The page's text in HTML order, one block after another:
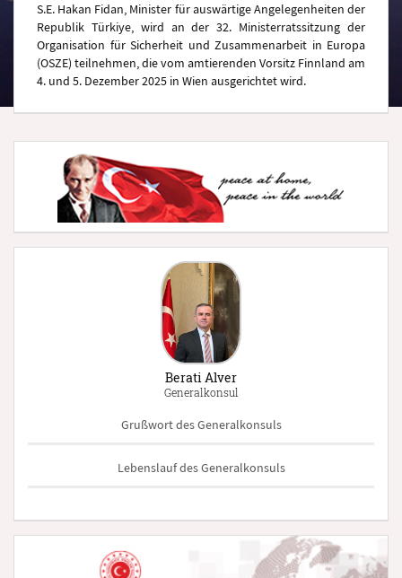
S.E. Hakan Fidan, Minister für auswärtige Angelegenheiten der
Republik Türkiye, wird an der 32. Ministerratssitzung der
Organisation für Sicherheit und Zusammenarbeit in Europa
(OSZE) teilnehmen, die vom amtierenden Vorsitz Finnland am
4. und 5. Dezember 2025 in Wien ausgerichtet wird.
Berati Alver
Generalkonsul
Grußwort des Generalkonsuls
Lebenslauf des Generalkonsuls